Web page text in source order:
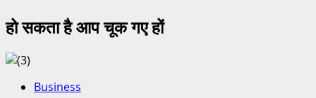
हो सकता है आप चूक गए हों
Business